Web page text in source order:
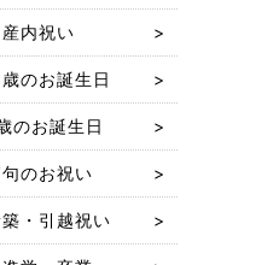
内祝い
歳のお誕生日
のお誕生日
のお祝い
・引越祝い